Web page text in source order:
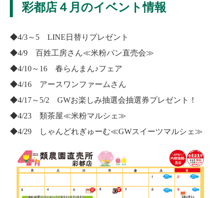
彩都店４月のイベント情報
◆4/3～5 LINE日替りプレゼント
◆4/9 百姓工房さん≪米粉パン直売会≫
◆4/10～16 春らんまん♪フェア
◆4/16 アースワンファームさん
◆4/17～5/2 GWお楽しみ抽選会抽選券プレゼント！
◆4/23 類茶屋≪米粉マルシェ≫
◆4/29 しゃんどれぎゅーむ≪GWスイーツマルシェ≫